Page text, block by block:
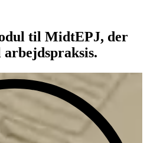
til MidtEPJ, der